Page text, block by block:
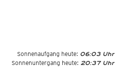
Sonnenaufgang heute: 06:03 Uhr
Sonnenuntergang heute: 20:37 Uhr